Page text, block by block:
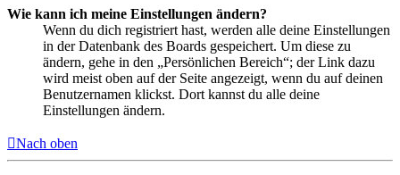
Wie kann ich meine Einstellungen ändern?
Wenn du dich registriert hast, werden alle deine Einstellungen
in der Datenbank des Boards gespeichert. Um diese zu
ändern, gehe in den „Persönlichen Bereich“; der Link dazu
wird meist oben auf der Seite angezeigt, wenn du auf deinen
Benutzernamen klickst. Dort kannst du alle deine
Einstellungen ändern.
Nach oben